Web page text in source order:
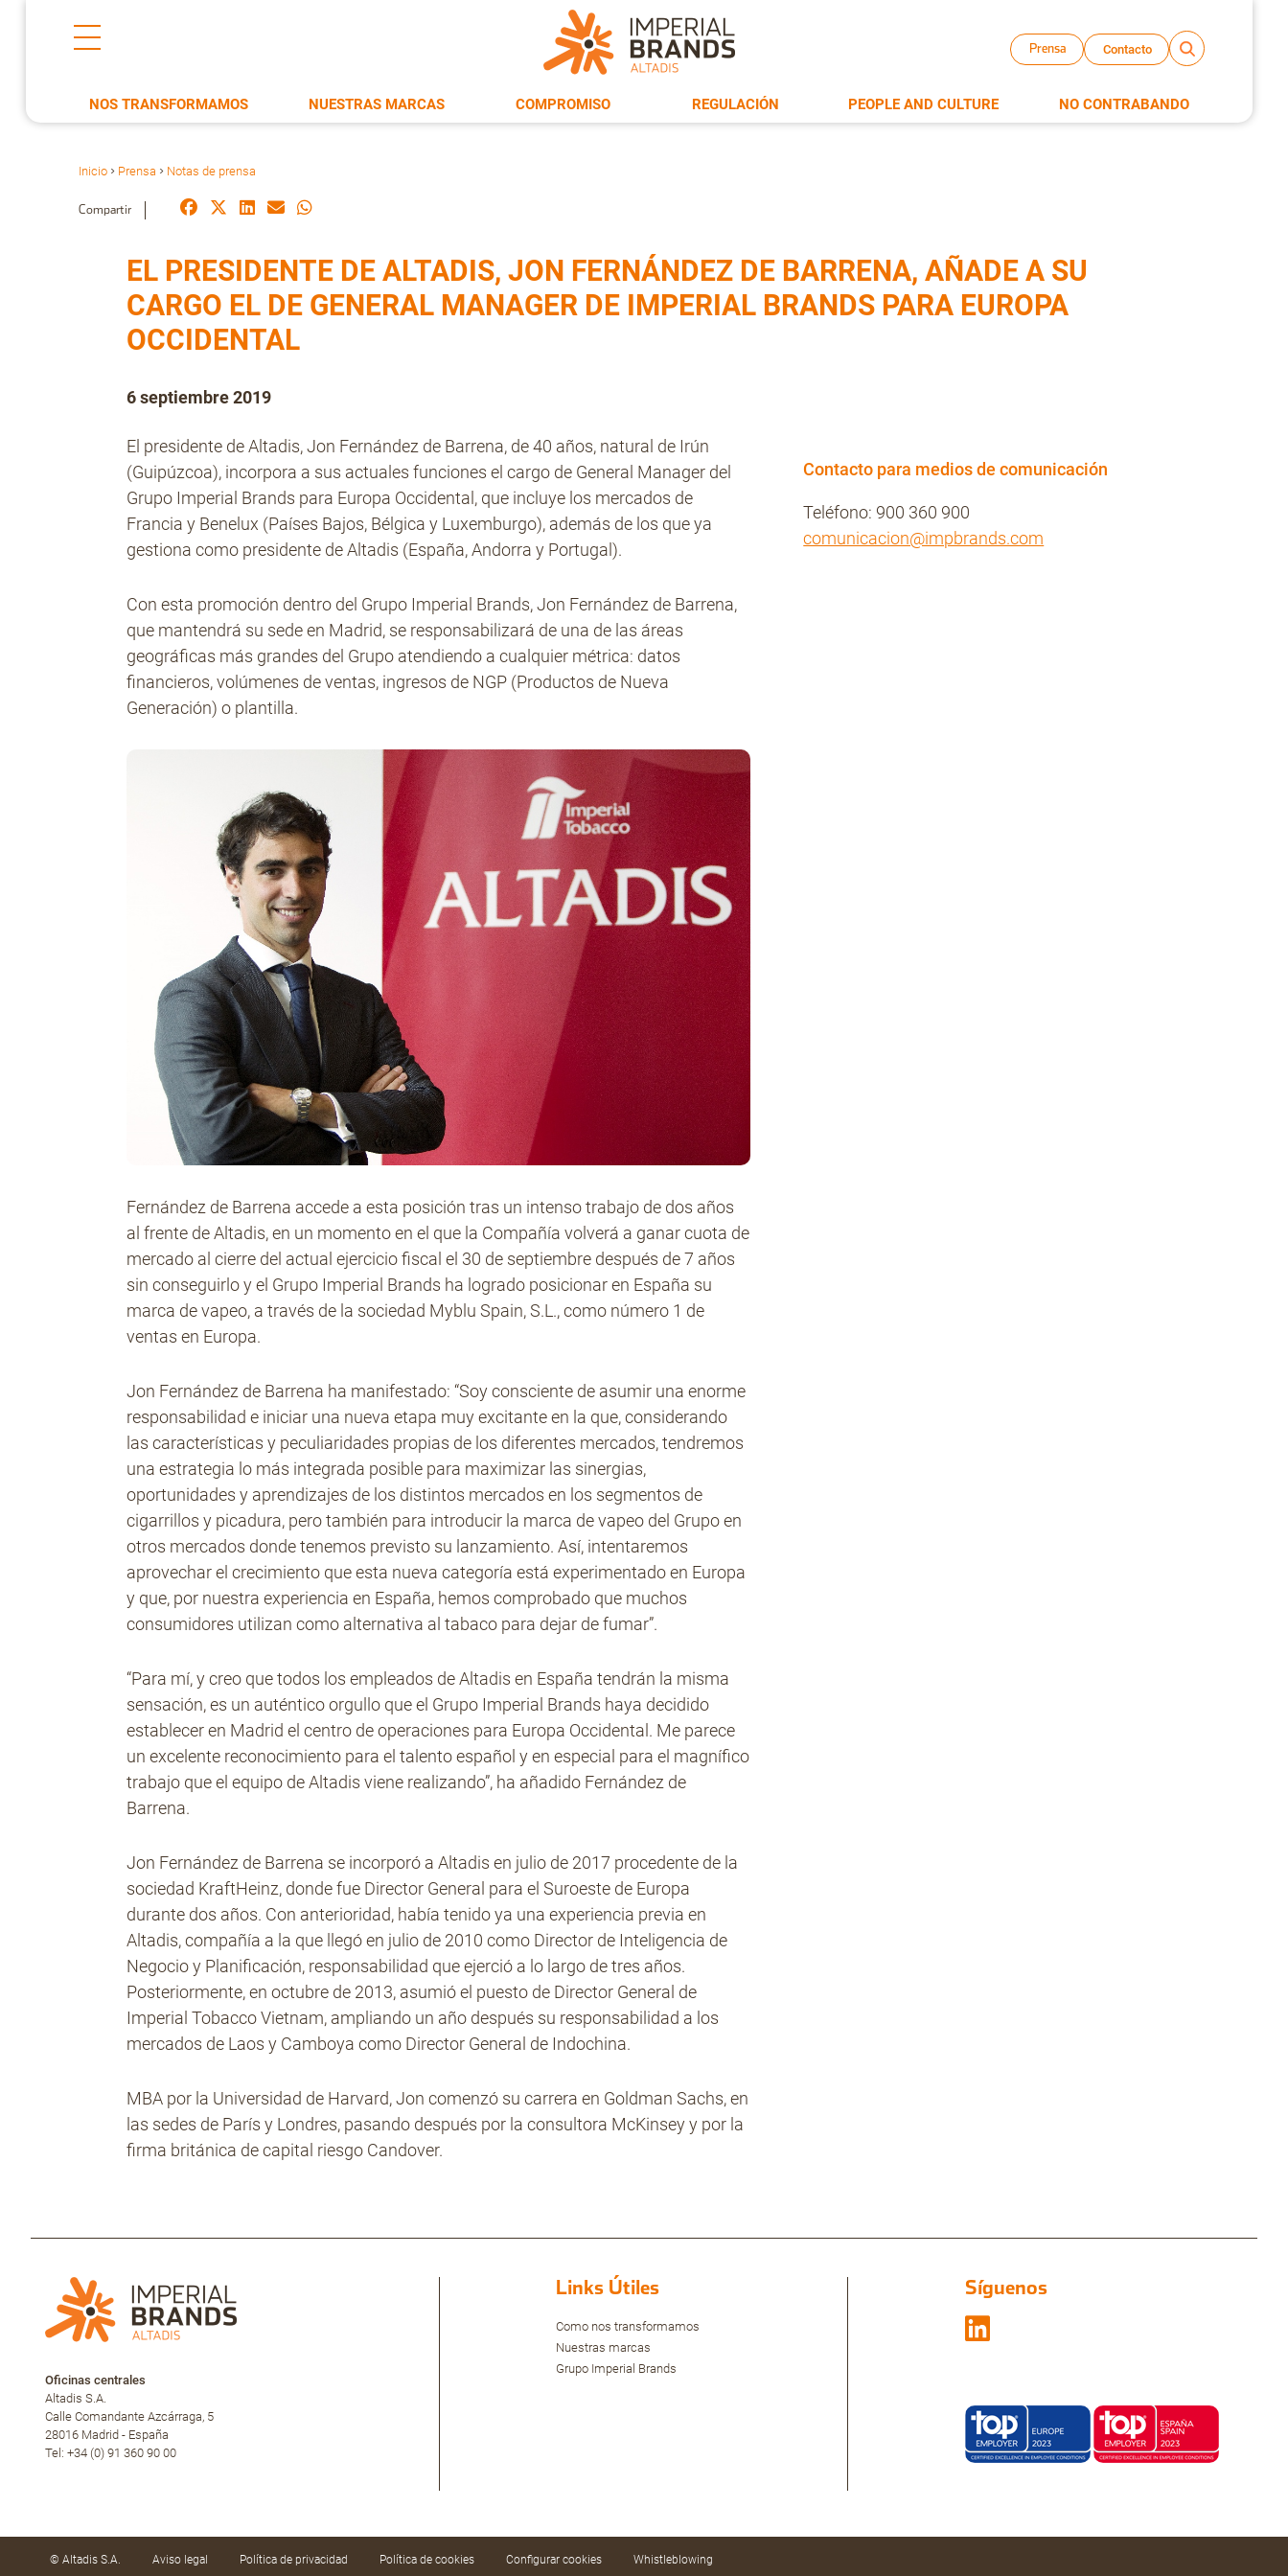
Prensa Contacto
NOS TRANSFORMAMOS NUESTRAS MARCAS COMPROMISO REGULACIÓN PEOPLE AND CULTURE NO CONTRABANDO
Inicio > Prensa > Notas de prensa
Compartir
EL PRESIDENTE DE ALTADIS, JON FERNÁNDEZ DE BARRENA, AÑADE A SU
CARGO EL DE GENERAL MANAGER DE IMPERIAL BRANDS PARA EUROPA
OCCIDENTAL
6 septiembre 2019
El presidente de Altadis, Jon Fernández de Barrena, de 40 años, natural de Irún
(Guipúzcoa), incorpora a sus actuales funciones el cargo de General Manager del
Grupo Imperial Brands para Europa Occidental, que incluye los mercados de
Francia y Benelux (Países Bajos, Bélgica y Luxemburgo), además de los que ya
gestiona como presidente de Altadis (España, Andorra y Portugal).
Con esta promoción dentro del Grupo Imperial Brands, Jon Fernández de Barrena,
que mantendrá su sede en Madrid, se responsabilizará de una de las áreas
geográficas más grandes del Grupo atendiendo a cualquier métrica: datos
financieros, volúmenes de ventas, ingresos de NGP (Productos de Nueva
Generación) o plantilla.
Fernández de Barrena accede a esta posición tras un intenso trabajo de dos años
al frente de Altadis, en un momento en el que la Compañía volverá a ganar cuota de
mercado al cierre del actual ejercicio fiscal el 30 de septiembre después de 7 años
sin conseguirlo y el Grupo Imperial Brands ha logrado posicionar en España su
marca de vapeo, a través de la sociedad Myblu Spain, S.L., como número 1 de
ventas en Europa.
Jon Fernández de Barrena ha manifestado: “Soy consciente de asumir una enorme
responsabilidad e iniciar una nueva etapa muy excitante en la que, considerando
las características y peculiaridades propias de los diferentes mercados, tendremos
una estrategia lo más integrada posible para maximizar las sinergias,
oportunidades y aprendizajes de los distintos mercados en los segmentos de
cigarrillos y picadura, pero también para introducir la marca de vapeo del Grupo en
otros mercados donde tenemos previsto su lanzamiento. Así, intentaremos
aprovechar el crecimiento que esta nueva categoría está experimentado en Europa
y que, por nuestra experiencia en España, hemos comprobado que muchos
consumidores utilizan como alternativa al tabaco para dejar de fumar”.
“Para mí, y creo que todos los empleados de Altadis en España tendrán la misma
sensación, es un auténtico orgullo que el Grupo Imperial Brands haya decidido
establecer en Madrid el centro de operaciones para Europa Occidental. Me parece
un excelente reconocimiento para el talento español y en especial para el magnífico
trabajo que el equipo de Altadis viene realizando”, ha añadido Fernández de
Barrena.
Jon Fernández de Barrena se incorporó a Altadis en julio de 2017 procedente de la
sociedad KraftHeinz, donde fue Director General para el Suroeste de Europa
durante dos años. Con anterioridad, había tenido ya una experiencia previa en
Altadis, compañía a la que llegó en julio de 2010 como Director de Inteligencia de
Negocio y Planificación, responsabilidad que ejerció a lo largo de tres años.
Posteriormente, en octubre de 2013, asumió el puesto de Director General de
Imperial Tobacco Vietnam, ampliando un año después su responsabilidad a los
mercados de Laos y Camboya como Director General de Indochina.
MBA por la Universidad de Harvard, Jon comenzó su carrera en Goldman Sachs, en
las sedes de París y Londres, pasando después por la consultora McKinsey y por la
firma británica de capital riesgo Candover.
Contacto para medios de comunicación
Teléfono: 900 360 900
comunicacion@impbrands.com
Oficinas centrales
Altadis S.A.
Calle Comandante Azcárraga, 5
28016 Madrid - España
Tel: +34 (0) 91 360 90 00
Links Útiles
Como nos transformamos
Nuestras marcas
Grupo Imperial Brands
Síguenos
© Altadis S.A. Aviso legal Política de privacidad Política de cookies Configurar cookies Whistleblowing